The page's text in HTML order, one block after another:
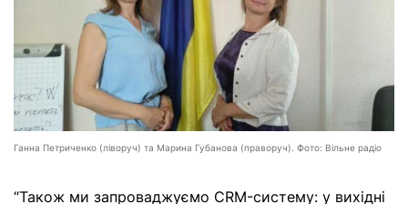
Ганна Петриченко (ліворуч) та Марина Губанова (праворуч). Фото: Вільне радіо
“Також ми запроваджуємо CRM-систему: у вихідні